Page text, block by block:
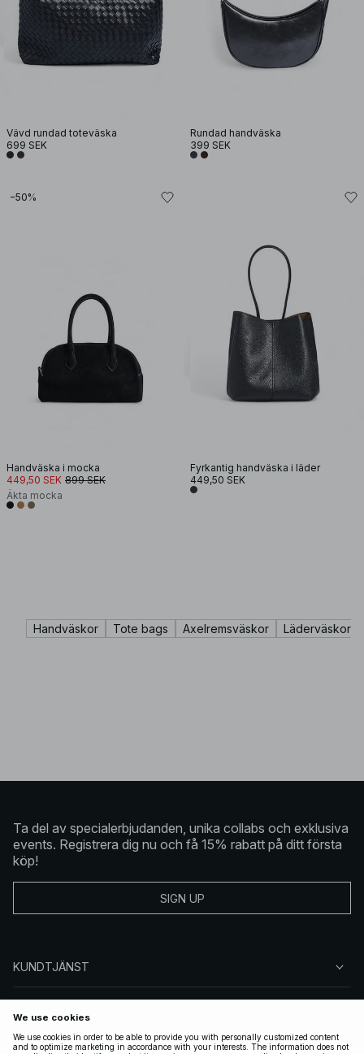
Vävd rundad toteväska
699 SEK
Rundad handväska
399 SEK
−50%
Handväska i mocka
449,50 SEK 899 SEK
Äkta mocka
Fyrkantig handväska i läder
449,50 SEK
Handväskor Tote bags Axelremsväskor Läderväskor
Ta del av specialerbjudanden, unika collabs och exklusiva
events. Registrera dig nu och få 15% rabatt på ditt första
köp!
SIGN UP
KUNDTJÄNST
FÖLJ OSS